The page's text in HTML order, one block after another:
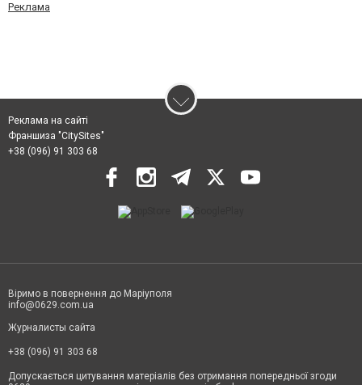
Реклама
Реклама на сайті
Франшиза "CitySites"
+38 (096) 91 303 68
Віримо в повернення до Маріуполя
info@0629.com.ua
Журналисты сайта
+38 (096) 91 303 68
Допускається цитування матеріалів без отримання попередньої згоди